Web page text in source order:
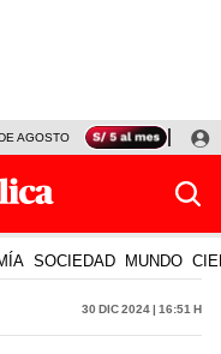
AGOSTO TINKA RESULTADOS
SOCIEDAD MUNDO
30 Dic 2024 | 16:51 h